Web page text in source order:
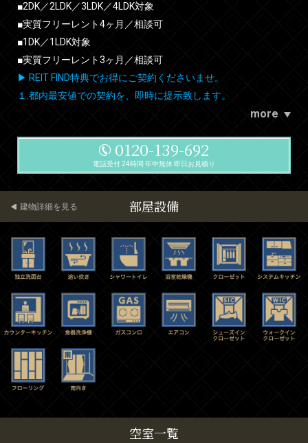
■2DK／2LDK／3LDK／4LDK対象
■実質フリーレント4ヶ月／相談可
■1DK／1LDK対象
■実質フリーレント3ヶ月／相談可
▶ REIT FIND特典でお得にご契約くださいませ。
１.都内最安値での契約を、即時に提示致します。
more
0120-139-692
電話受付 24時間 年中無休 即日お見積り
部屋設備
建物詳細を見る
空室一覧